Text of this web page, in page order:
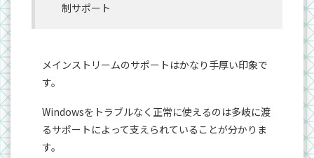
制サポート
メインストリームのサポートはかなり手厚い印象で
す。
Windowsをトラブルなく正常に使えるのは多岐に渡
るサポートによって支えられていることが分かりま
す。